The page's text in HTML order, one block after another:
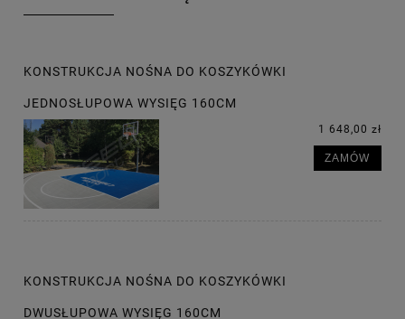
KONSTRUKCJA NOŚNA DO KOSZYKÓWKI
JEDNOSŁUPOWA WYSIĘG 160CM
1 648,00 zł
ZAMÓW
KONSTRUKCJA NOŚNA DO KOSZYKÓWKI
DWUSŁUPOWA WYSIĘG 160CM